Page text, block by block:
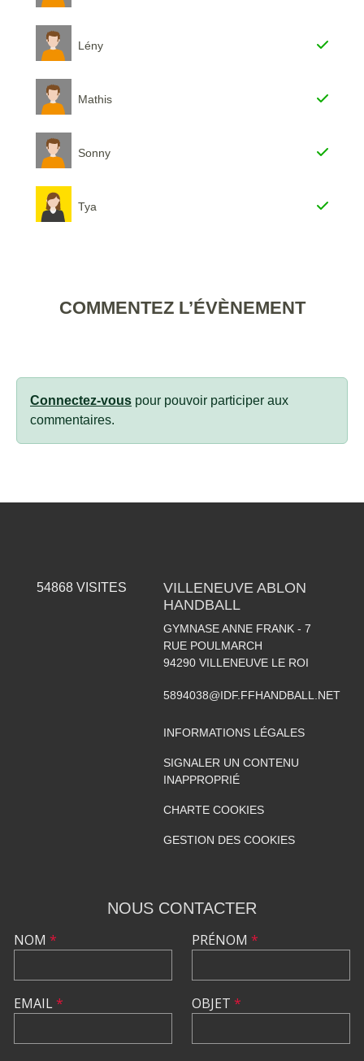
Lény
Mathis
Sonny
Tya
COMMENTEZ L’ÉVÈNEMENT
Connectez-vous pour pouvoir participer aux
commentaires.
54868VISITES
VILLENEUVE ABLON
HANDBALL
GYMNASE ANNE FRANK - 7
RUE POULMARCH
94290 VILLENEUVE LE ROI
5894038@IDF.FFHANDBALL.NET
INFORMATIONS LÉGALES
SIGNALER UN CONTENU
INAPPROPRIÉ
CHARTE COOKIES
GESTION DES COOKIES
NOUS CONTACTER
NOM *
EMAIL*
PRÉNOM *
OBJET *